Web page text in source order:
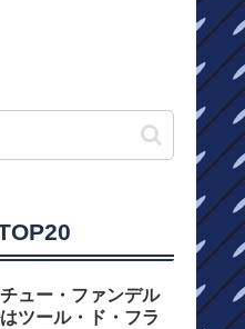
ュー・ファンデル
ツール・ド・フラ